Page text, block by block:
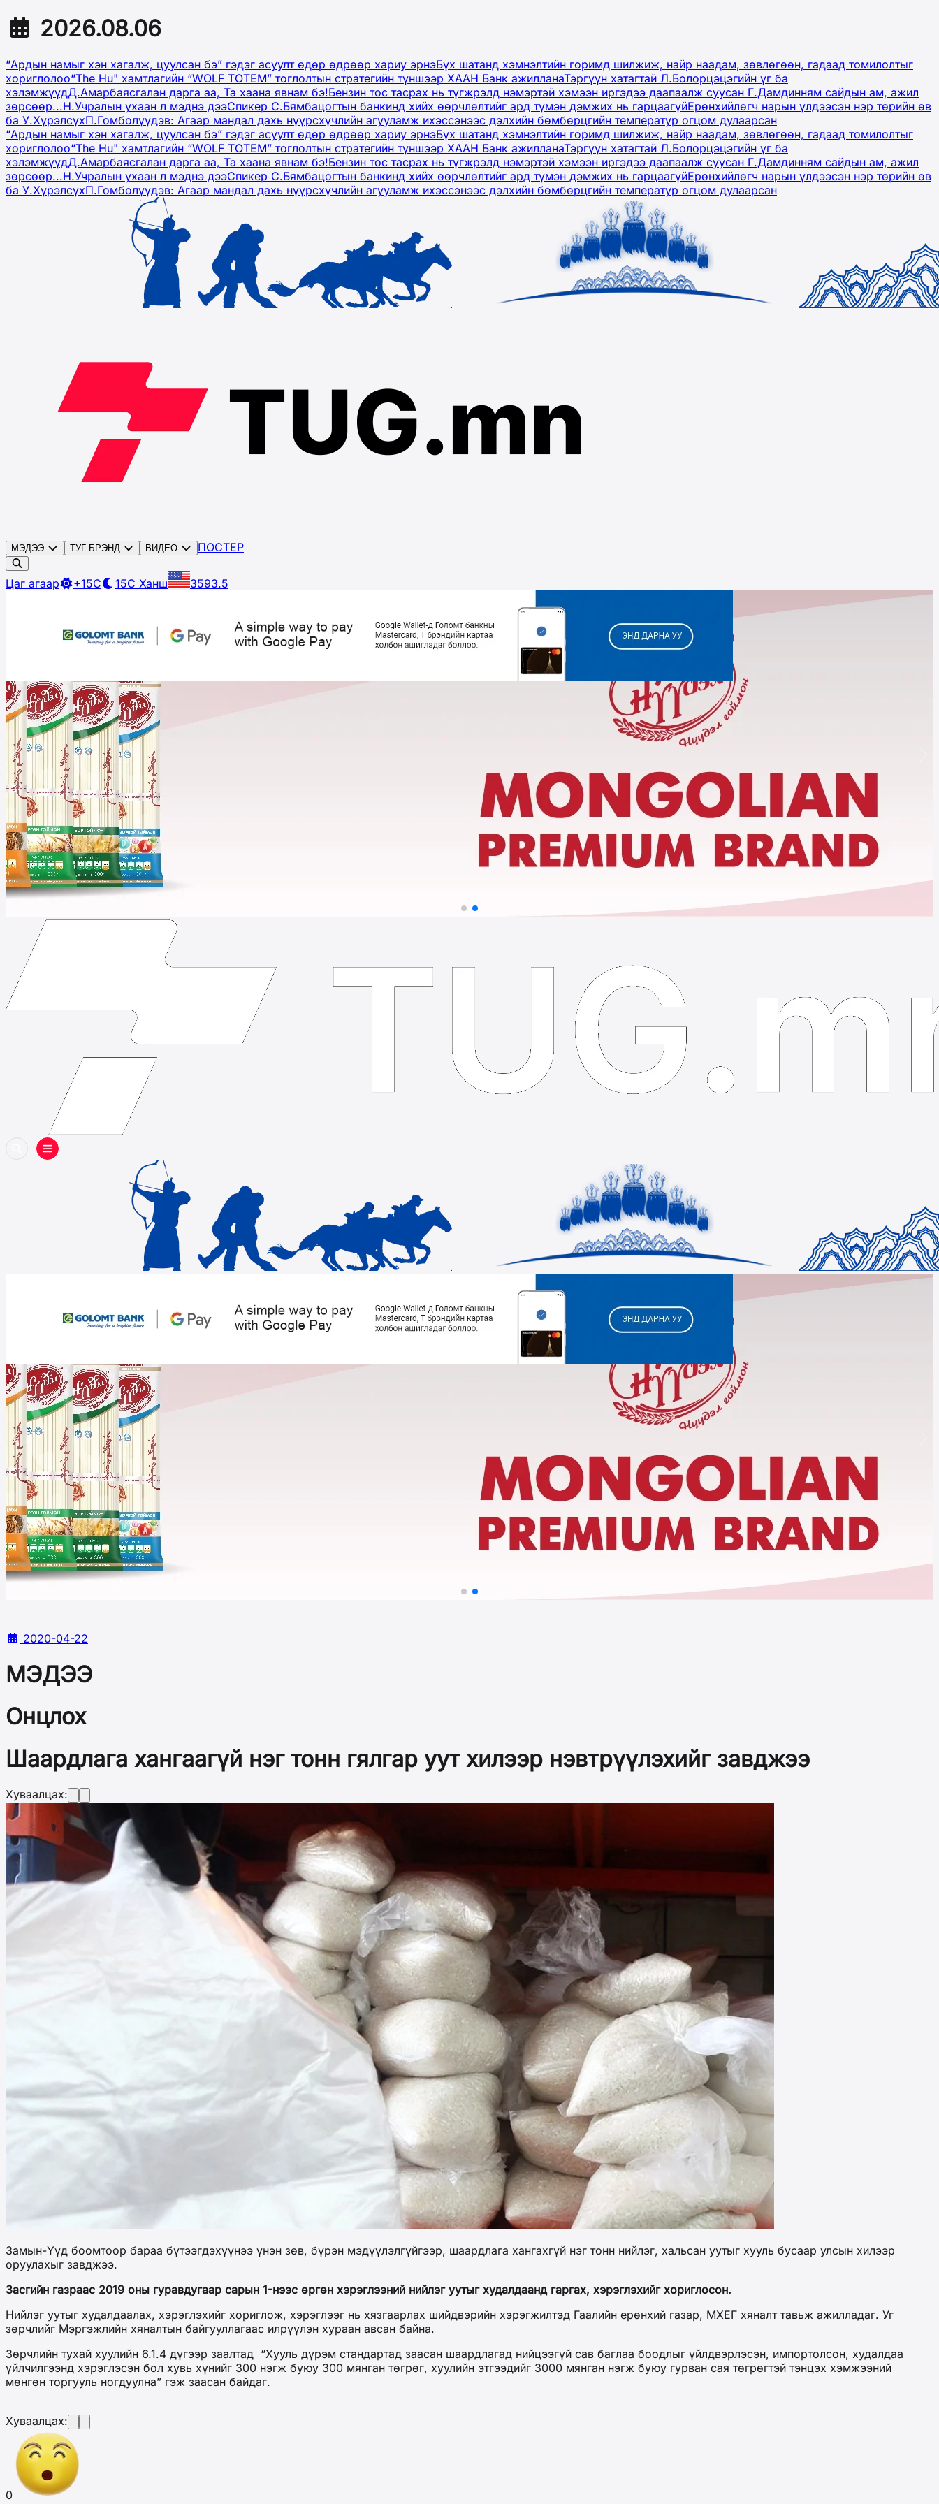
2026.08.06
“Ардын намыг хэн хагалж, цуулсан бэ” гэдэг асуулт өдөр өдрөөр хариу эрнэБүх шатанд хэмнэлтийн горимд шилжиж, найр наадам, зөвлөгөөн, гадаад томилолтыг
хориглолоо“The Hu" хамтлагийн “WOLF TOTEM” тоглолтын стратегийн түншээр ХААН Банк ажилланаТэргүүн хатагтай Л.Болорцэцэгийн үг ба
хэлэмжүүдД.Амарбаясгалан дарга аа, Та хаана явнам бэ!Бензин тос тасрах нь түгжрэлд нэмэртэй хэмээн иргэдээ даапаалж суусан Г.Дамдинням сайдын ам, ажил
зөрсөөр...Н.Учралын ухаан л мэднэ дээСпикер С.Бямбацогтын банкинд хийх өөрчлөлтийг ард түмэн дэмжих нь гарцаагүйЕрөнхийлөгч нарын үлдээсэн нэр төрийн өв
ба У.ХүрэлсүхП.Гомболүүдэв: Агаар мандал дахь нүүрсхүчлийн агууламж ихэссэнээс дэлхийн бөмбөрцгийн температур огцом дулаарсан
“Ардын намыг хэн хагалж, цуулсан бэ” гэдэг асуулт өдөр өдрөөр хариу эрнэБүх шатанд хэмнэлтийн горимд шилжиж, найр наадам, зөвлөгөөн, гадаад томилолтыг
хориглолоо“The Hu" хамтлагийн “WOLF TOTEM” тоглолтын стратегийн түншээр ХААН Банк ажилланаТэргүүн хатагтай Л.Болорцэцэгийн үг ба
хэлэмжүүдД.Амарбаясгалан дарга аа, Та хаана явнам бэ!Бензин тос тасрах нь түгжрэлд нэмэртэй хэмээн иргэдээ даапаалж суусан Г.Дамдинням сайдын ам, ажил
зөрсөөр...Н.Учралын ухаан л мэднэ дээСпикер С.Бямбацогтын банкинд хийх өөрчлөлтийг ард түмэн дэмжих нь гарцаагүйЕрөнхийлөгч нарын үлдээсэн нэр төрийн өв
ба У.ХүрэлсүхП.Гомболүүдэв: Агаар мандал дахь нүүрсхүчлийн агууламж ихэссэнээс дэлхийн бөмбөрцгийн температур огцом дулаарсан
МЭДЭЭ ТУГ БРЭНД ВИДЕО ПОСТЕР
Цаг агаар +15C 15C Ханш 3593.5
2020-04-22
МЭДЭЭ
Онцлох
Шаардлага хангаагүй нэг тонн гялгар уут хилээр нэвтрүүлэхийг завджээ
Хуваалцах:
Замын-Үүд боомтоор бараа бүтээгдэхүүнээ үнэн зөв, бүрэн мэдүүлэлгүйгээр, шаардлага хангахгүй нэг тонн нийлэг, хальсан уутыг хууль бусаар улсын хилээр
оруулахыг завджээ.
Засгийн газраас 2019 оны гуравдугаар сарын 1-нээс өргөн хэрэглээний нийлэг уутыг худалдаанд гаргах, хэрэглэхийг хориглосон.
Нийлэг уутыг худалдаалах, хэрэглэхийг хориглож, хэрэглээг нь хязгаарлах шийдвэрийн хэрэгжилтэд Гаалийн ерөнхий газар, МХЕГ хяналт тавьж ажилладаг. Уг
зөрчлийг Мэргэжлийн хяналтын байгууллагаас илрүүлэн хураан авсан байна.
Зөрчлийн тухай хуулийн 6.1.4 дүгээр заалтад “Хууль дүрэм стандартад заасан шаардлагад нийцээгүй сав баглаа боодлыг үйлдвэрлэсэн, импортолсон, худалдаа
үйлчилгээнд хэрэглэсэн бол хувь хүнийг 300 нэгж буюу 300 мянган төгрөг, хуулийн этгээдийг 3000 мянган нэгж буюу гурван сая төгрөгтэй тэнцэх хэмжээний
мөнгөн торгууль ногдуулна” гэж заасан байдаг.
Хуваалцах:
0